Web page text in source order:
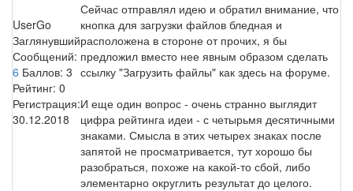
UserGo
Заглянувший
Сообщений:
6 Баллов: 3
Рейтинг: 0
Регистрация:
30.12.2018
Сейчас отправлял идею и обратил внимание, что
кнопка для загрузки файлов бледная и
расположена в стороне от прочих, я бы
предложил вместо нее явным образом сделать
ссылку "Загрузить файлы" как здесь на форуме.
И еще один вопрос - очень странно выглядит
цифра рейтинга идеи - с четырьмя десятичными
знаками. Смысла в этих четырех знаках после
запятой не просматривается, тут хорошо бы
разобраться, похоже на какой-то сбой, либо
элементарно округлить результат до целого.